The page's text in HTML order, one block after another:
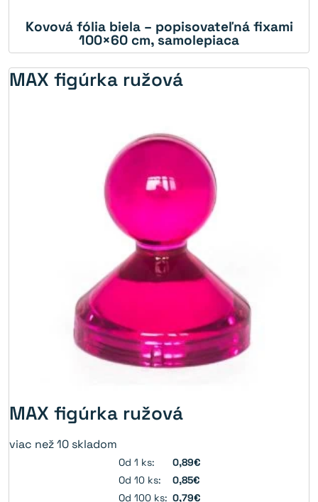
5%
Kovová fólia biela – popisovateľná fixami
100×60 cm, samolepiaca
MAX figúrka ružová
MAX figúrka ružová
viac než 10 skladom
Od 1 ks:
0,89€
Od 10 ks:
0,85€
Od 100 ks: 0,79€